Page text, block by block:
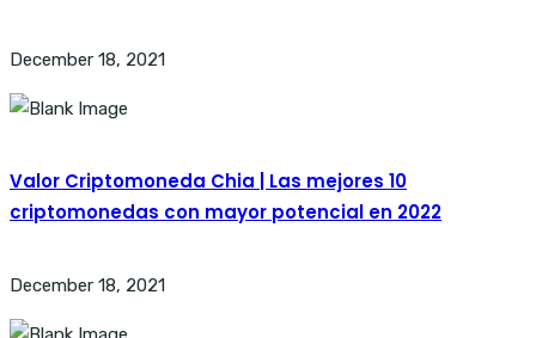
December 18, 2021
Valor Criptomoneda Chia | Las mejores 10
criptomonedas con mayor potencial en 2022
December 18, 2021